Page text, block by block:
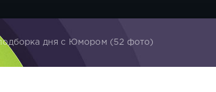
дня с Юмором (52 фото)